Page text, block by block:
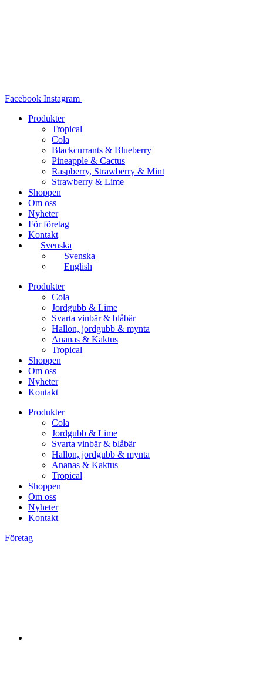
Facebook Instagram
Produkter
Tropical
Cola
Blackcurrants & Blueberry
Pineapple & Cactus
Raspberry, Strawberry & Mint
Strawberry & Lime
Shoppen
Om oss
Nyheter
För företag
Kontakt
Svenska
Svenska
English
Produkter
Cola
Jordgubb & Lime
Svarta vinbär & blåbär
Hallon, jordgubb & mynta
Ananas & Kaktus
Tropical
Shoppen
Om oss
Nyheter
Kontakt
Produkter
Cola
Jordgubb & Lime
Svarta vinbär & blåbär
Hallon, jordgubb & mynta
Ananas & Kaktus
Tropical
Shoppen
Om oss
Nyheter
Kontakt
Företag